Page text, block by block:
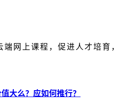
网上课程，促进人才培育，
大么？应如何推行？